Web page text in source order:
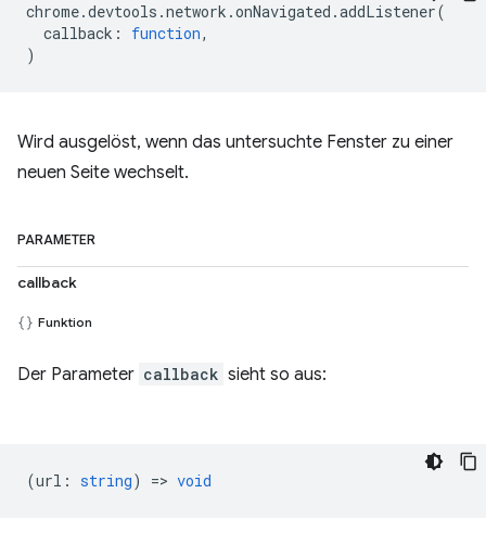
chrome.devtools .network .onNavigated .addListener(
callback : function,
)
Wird ausgelöst, wenn das untersuchte Fenster zu einer
neuen Seite wechselt.
PARAMETER
callback
Funktion
Der Parameter callback sieht so aus:
(url : string) => void